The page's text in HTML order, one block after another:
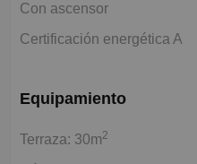
Con ascensor
Certificación energética A
Equipamiento
Terraza: 30m2